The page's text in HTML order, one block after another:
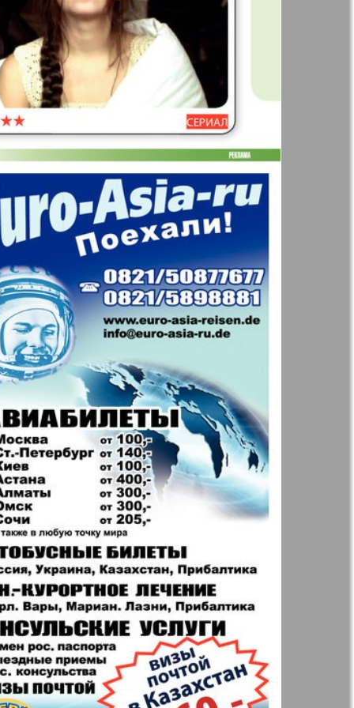
41
47 48
53 54
59
65 66
71
77 78
83 84
Англия
Аугсбург-сити
Будь здоров
info Вечерняя газета
Wadim
Дом и семья
газета
Еврейская
панорама
Жизнь женщины
Идеальная фирма
Катюша
Крот в Германии